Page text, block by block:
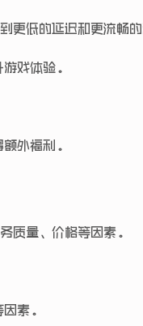
更低的延迟和更流畅的
戏体验。
外福利。
量、价格等因素。
素。